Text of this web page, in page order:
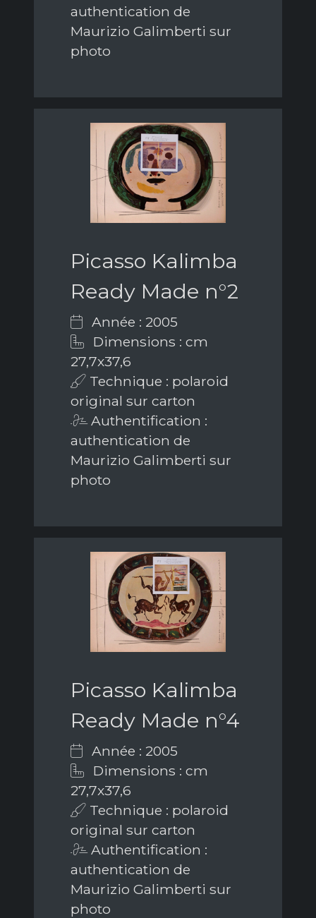
authentication de
Maurizio Galimberti sur
photo
Picasso Kalimba
Ready Made n°2
Année : 2005
Dimensions : cm
27,7x37,6
Technique : polaroid
original sur carton
Authentification :
authentication de
Maurizio Galimberti sur
photo
Picasso Kalimba
Ready Made n°4
Année : 2005
Dimensions : cm
27,7x37,6
Technique : polaroid
original sur carton
Authentification :
authentication de
Maurizio Galimberti sur
photo